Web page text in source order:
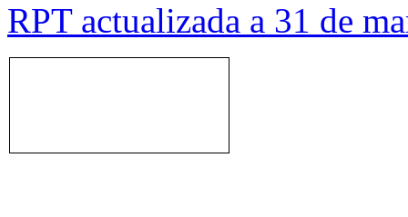
RPT actualizada a 31 de